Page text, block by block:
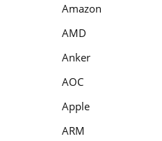
Amazon
AMD
Anker
AOC
Apple
ARM